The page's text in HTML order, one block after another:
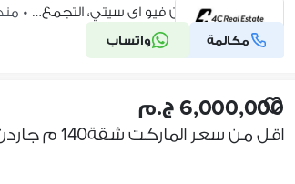
كومباوند ماونتن فيو اى سيتي، التجمع… • منذ 1
مكالمة واتساب شركة موثقة
6,000,000 ج.م